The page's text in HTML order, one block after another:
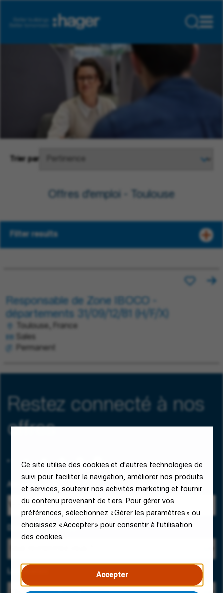
Ce site utilise des cookies et d'autres technologies de
suivi pour faciliter la navigation, améliorer nos produits
et services, soutenir nos activités marketing et fournir
du contenu provenant de tiers. Pour gérer vos
préférences, sélectionnez « Gérer les paramètres » ou
choisissez « Accepter » pour consentir à l'utilisation
des cookies.
Accepter
Trier par
Offres d'emploi - Toulouse
Filter results
Responsable de Zone IBOCO -
départements 31/09/12/81 (H/F/X)
Toulouse, France
Sales
Permanent
Restez connecté à nos
offres
Adresse e-mail
Domaine d'expertise
Localisation